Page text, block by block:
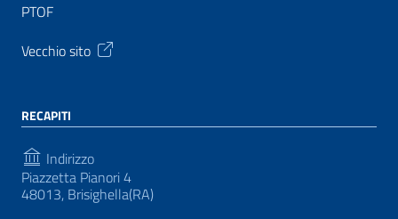
PTOF
Vecchio sito
RECAPITI
Indirizzo
Piazzetta Pianori 4
48013, Brisighella(RA)